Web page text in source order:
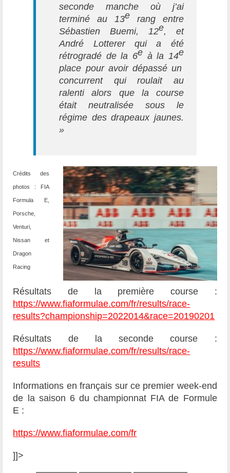
seconde manche où j’ai
terminé au 13e rang entre
Sébastien Buemi, 12e, et
André Lotterer qui a été
rétrogradé de la 6e à la 14e
place pour avoir dépassé un
concurrent qui roulait au
ralenti alors que la course
était neutralisée sous le
régime des drapeaux jaunes.
»
Crédits des
photos : FIA
Formula E,
Porsche,
Venturi,
Nissan et
Dragon
Racing
Résultats de la première course :
https://www.fiaformulae.com/fr/results/race-
results?championship=2022014&race=20190201
Résultats de la seconde course :
https://www.fiaformulae.com/fr/results/race-
results
Informations en français sur ce premier week-end
de la saison 6 du championnat FIA de Formule
E :
https://www.fiaformulae.com/fr
]]>